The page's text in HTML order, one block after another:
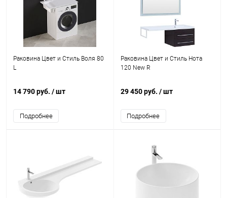
Раковина Цвет и Стиль Воля 80
L
14 790 руб. / шт
Подробнее
Раковина Цвет и Стиль Нота
120 New R
29 450 руб. / шт
Подробнее